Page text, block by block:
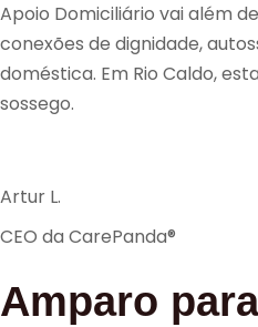
Apoio Domiciliário vai além
conexões de dignidade,
doméstica. Em Rio Caldo,
sossego.
Artur L.
CEO da CarePanda®
Amparo